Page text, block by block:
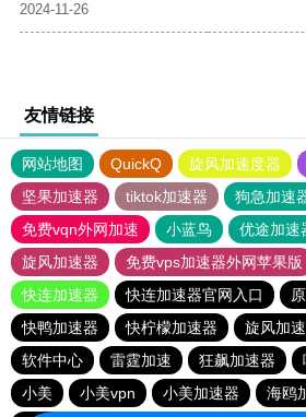
2024-11-26
友情链接
网站地图 QuickQ 旋风加速度器
坚果加速器
tiktok加速器
狗急加速
免费vqn外网加速
小蓝鸟 优途加速
旋风加速器
免费vps加速器外网苹果版
快连加速器
快连加速器官网入口
快鸭加速器
快柠檬加速器 旋风加
软件中心
雷霆加速 狂飙加速器
小美
小美vpn 小美加速器 海鸥